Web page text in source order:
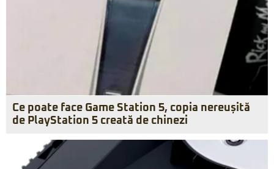
Ce poate face Game Station 5, copia nereușită
de PlayStation 5 creată de chinezi